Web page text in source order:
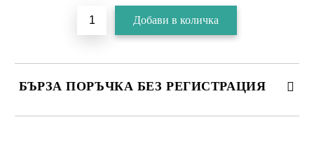
БЪРЗА ПОРЪЧКА БЕЗ РЕГИСТРАЦИЯ